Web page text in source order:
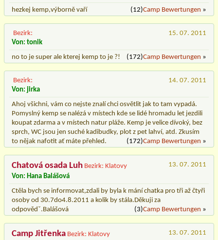
hezkej kemp,výborně vaří
(12)Camp Bewertungen »
Bezirk:
15. 07. 2011
Von: tonik
no to je super ale kterej kemp to je ?!
(172)Camp Bewertungen »
Bezirk:
14. 07. 2011
Von: jirka
Ahoj všichni, vám co nejste znalí chci osvětlit jak to tam vypadá.
Pomyslný kemp se nalézá v místech kde se lidé hromadu let jezdili
koupat zdarma a v místech natur pláže. Kemp je velice dívoký, bez
sprch, WC jsou jen suché kadibudky, plot z pet lahví, atd. Zkusím
to nějak nafotit ať máte přehled.
(172)Camp Bewertungen »
Chatová osada Luh Bezirk: Klatovy
13. 07. 2011
Von: Hana Balášová
Ctěla bych se informovat,zdali by byla k mání chatka pro tři až čtyři
osoby od 30.7do4.8.2011 a kolik by stála.Děkuji za
odpovědˇ.Balášová
(3)Camp Bewertungen »
Camp Jitřenka Bezirk: Klatovy
13. 07. 2011